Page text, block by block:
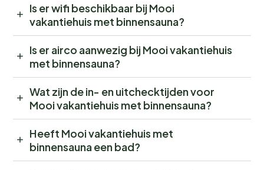
Is er wifi beschikbaar bij Mooi
vakantiehuis met binnensauna?
Is er airco aanwezig bij Mooi vakantiehuis
met binnensauna?
Wat zijn de in- en uitchecktijden voor
Mooi vakantiehuis met binnensauna?
Heeft Mooi vakantiehuis met
binnensauna een bad?